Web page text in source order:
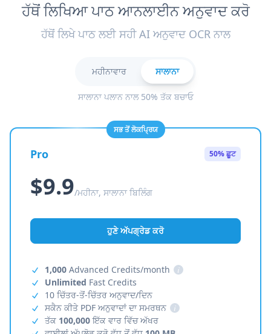
ਹੱਥੋਂ ਲਿਖਿਆ ਪਾਠ ਆਨਲਾਈਨ ਅਨੁਵਾਦ ਕਰੋ
ਹੱਥੋਂ ਲਿਖੇ ਪਾਠ ਲਈ ਸਹੀ AI ਅਨੁਵਾਦ OCR ਨਾਲ
ਮਹੀਨਾਵਾਰ ਸਾਲਾਨਾ
ਸਾਲਾਨਾ ਪਲਾਨ ਨਾਲ 50% ਤੱਕ ਬਚਾਓ
ਸਭ ਤੋਂ ਲੋਕਪ੍ਰਿਯ
Pro 50% ਛੂਟ
$9.9/ਮਹੀਨਾ, ਸਾਲਾਨਾ ਬਿਲਿੰਗ
ਹੁਣੇ ਅੱਪਗ੍ਰੇਡ ਕਰੋ
1,000 Advanced Credits/month
i
Unlimited Fast Credits
10 ਚਿੱਤਰ-ਤੋਂ-ਚਿੱਤਰ ਅਨੁਵਾਦ/ਦਿਨ
ਸਕੈਨ ਕੀਤੇ PDF ਅਨੁਵਾਦਾਂ ਦਾ ਸਮਰਥਨ
i
ਤੱਕ 100,000ਇੱਕ ਵਾਰ ਵਿੱਚ ਅੱਖਰ